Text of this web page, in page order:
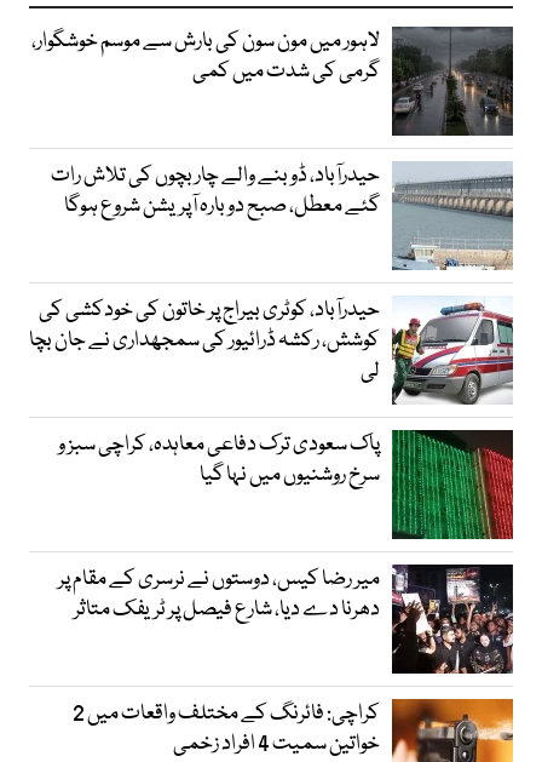
لاہور میں مون سون کی بارش سے موسم خوشگوار،
گرمی کی شدت میں کمی
حیدرآباد، ڈوبنے والے چار بچوں کی تلاش رات
گئے معطل، صبح دوبارہ آپریشن شروع ہوگا
حیدرآباد، کوٹری بیراج پر خاتون کی خودکشی کی
کوشش، رکشہ ڈرائیور کی سمجھداری نے جان بچا
لی
پاک سعودی ترک دفاعی معاہدہ، کراچی سبز و
سرخ روشنیوں میں نہا گیا
میر رضا کیس، دوستوں نے نرسری کے مقام پر
دھرنا دے دیا، شارع فیصل پر ٹریفک متاثر
کراچی: فائرنگ کے مختلف واقعات میں 2
خواتین سمیت 4 افراد زخمی